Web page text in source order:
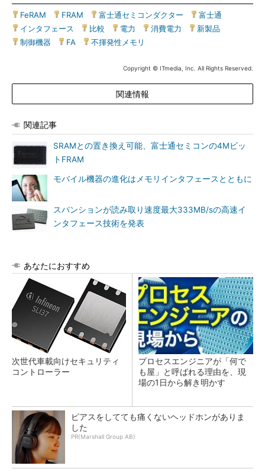
FeRAM FRAM 富士通セミコンダクター 富士通
インタフェース
比較 電力 消費電力 新製品
制御機器
FA 不揮発性メモリ
Copyright © ITmedia, Inc. All Rights Reserved.
関連情報
関連記事
SRAMとの置き換え可能、富士通セミコンの4Mビッ
トFRAM
モバイル機器の進化はメモリインタフェースとともに
スパンションが読み取り速度最大333MB/sの高速イ
ンタフェース技術を発表
あなたにおすすめ
次世代車載向けセキュリティ
コントローラー
プロセスエンジニアが「何で
も屋」と呼ばれる理由を、現
場の1日から解き明かす
ピアスをしてても痛くないヘッドホンがありま
した
PR(Marshall Group AB)